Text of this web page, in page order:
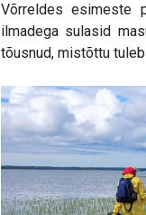
Võrreldes esimeste
ilmadega sulasid
tõusnud, mistõttu